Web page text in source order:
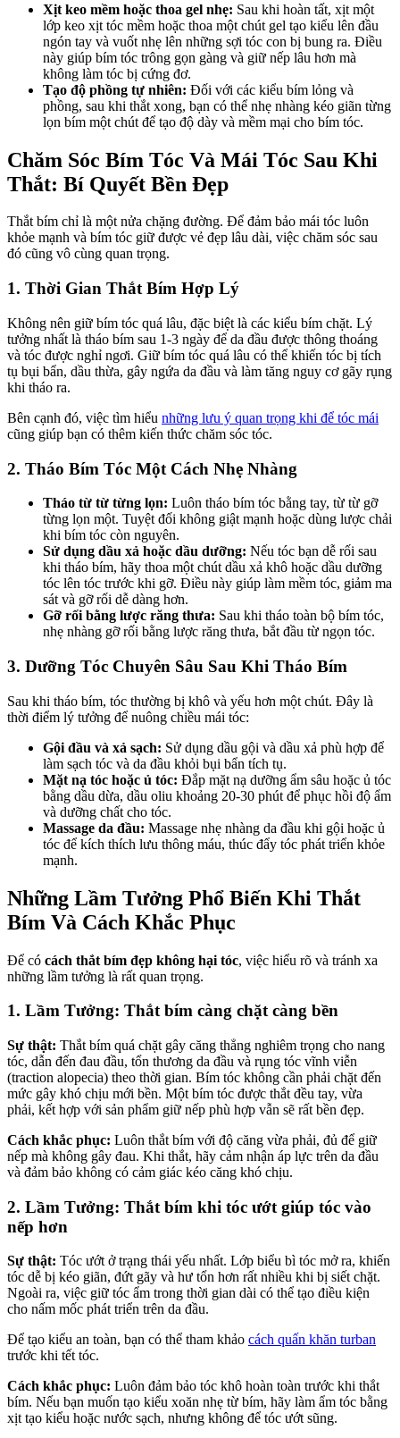
Xịt keo mềm hoặc thoa gel nhẹ: Sau khi hoàn tất, xịt một
lớp keo xịt tóc mềm hoặc thoa một chút gel tạo kiểu lên đầu
ngón tay và vuốt nhẹ lên những sợi tóc con bị bung ra. Điều
này giúp bím tóc trông gọn gàng và giữ nếp lâu hơn mà
không làm tóc bị cứng đơ.
Tạo độ phồng tự nhiên: Đối với các kiểu bím lỏng và
phồng, sau khi thắt xong, bạn có thể nhẹ nhàng kéo giãn từng
lọn bím một chút để tạo độ dày và mềm mại cho bím tóc.
Chăm Sóc Bím Tóc Và Mái Tóc Sau Khi
Thắt: Bí Quyết Bền Đẹp
Thắt bím chỉ là một nửa chặng đường. Để đảm bảo mái tóc luôn
khỏe mạnh và bím tóc giữ được vẻ đẹp lâu dài, việc chăm sóc sau
đó cũng vô cùng quan trọng.
1. Thời Gian Thắt Bím Hợp Lý
Không nên giữ bím tóc quá lâu, đặc biệt là các kiểu bím chặt. Lý
tưởng nhất là tháo bím sau 1-3 ngày để da đầu được thông thoáng
và tóc được nghỉ ngơi. Giữ bím tóc quá lâu có thể khiến tóc bị tích
tụ bụi bẩn, dầu thừa, gây ngứa da đầu và làm tăng nguy cơ gãy rụng
khi tháo ra.
Bên cạnh đó, việc tìm hiểu những lưu ý quan trọng khi để tóc mái
cũng giúp bạn có thêm kiến thức chăm sóc tóc.
2. Tháo Bím Tóc Một Cách Nhẹ Nhàng
Tháo từ từ từng lọn: Luôn tháo bím tóc bằng tay, từ từ gỡ
từng lọn một. Tuyệt đối không giật mạnh hoặc dùng lược chải
khi bím tóc còn nguyên.
Sử dụng dầu xả hoặc dầu dưỡng: Nếu tóc bạn dễ rối sau
khi tháo bím, hãy thoa một chút dầu xả khô hoặc dầu dưỡng
tóc lên tóc trước khi gỡ. Điều này giúp làm mềm tóc, giảm ma
sát và gỡ rối dễ dàng hơn.
Gỡ rối bằng lược răng thưa: Sau khi tháo toàn bộ bím tóc,
nhẹ nhàng gỡ rối bằng lược răng thưa, bắt đầu từ ngọn tóc.
3. Dưỡng Tóc Chuyên Sâu Sau Khi Tháo Bím
Sau khi tháo bím, tóc thường bị khô và yếu hơn một chút. Đây là
thời điểm lý tưởng để nuông chiều mái tóc:
Gội đầu và xả sạch: Sử dụng dầu gội và dầu xả phù hợp để
làm sạch tóc và da đầu khỏi bụi bẩn tích tụ.
Mặt nạ tóc hoặc ủ tóc: Đắp mặt nạ dưỡng ẩm sâu hoặc ủ tóc
bằng dầu dừa, dầu oliu khoảng 20-30 phút để phục hồi độ ẩm
và dưỡng chất cho tóc.
Massage da đầu: Massage nhẹ nhàng da đầu khi gội hoặc ủ
tóc để kích thích lưu thông máu, thúc đẩy tóc phát triển khỏe
mạnh.
Những Lầm Tưởng Phổ Biến Khi Thắt
Bím Và Cách Khắc Phục
Để có cách thắt bím đẹp không hại tóc, việc hiểu rõ và tránh xa
những lầm tưởng là rất quan trọng.
1. Lầm Tưởng: Thắt bím càng chặt càng bền
Sự thật: Thắt bím quá chặt gây căng thẳng nghiêm trọng cho nang
tóc, dẫn đến đau đầu, tổn thương da đầu và rụng tóc vĩnh viễn
(traction alopecia) theo thời gian. Bím tóc không cần phải chặt đến
mức gây khó chịu mới bền. Một bím tóc được thắt đều tay, vừa
phải, kết hợp với sản phẩm giữ nếp phù hợp vẫn sẽ rất bền đẹp.
Cách khắc phục: Luôn thắt bím với độ căng vừa phải, đủ để giữ
nếp mà không gây đau. Khi thắt, hãy cảm nhận áp lực trên da đầu
và đảm bảo không có cảm giác kéo căng khó chịu.
2. Lầm Tưởng: Thắt bím khi tóc ướt giúp tóc vào
nếp hơn
Sự thật: Tóc ướt ở trạng thái yếu nhất. Lớp biểu bì tóc mở ra, khiến
tóc dễ bị kéo giãn, đứt gãy và hư tổn hơn rất nhiều khi bị siết chặt.
Ngoài ra, việc giữ tóc ẩm trong thời gian dài có thể tạo điều kiện
cho nấm mốc phát triển trên da đầu.
Để tạo kiểu an toàn, bạn có thể tham khảo cách quấn khăn turban
trước khi tết tóc.
Cách khắc phục: Luôn đảm bảo tóc khô hoàn toàn trước khi thắt
bím. Nếu bạn muốn tạo kiểu xoăn nhẹ từ bím, hãy làm ẩm tóc bằng
xịt tạo kiểu hoặc nước sạch, nhưng không để tóc ướt sũng.